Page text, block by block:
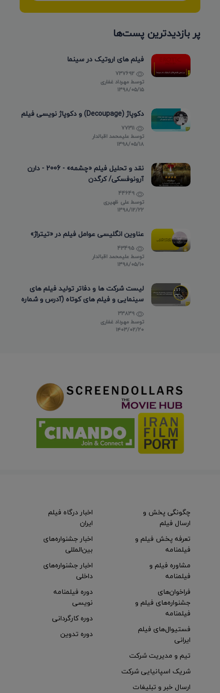
پر بازدیدترین پست‌ها
فیلم های اروتیک در سینما
توسط مهرداد غفاری
۱۳۹۸/۰۵/۱۵
دکوپاژ (Decoupage) و دکوپاژ نویسی فیلم
توسطعلیمحمد اقبالدار
۱۳۹۸/۰۵/۱۸
نقد و تحلیل فیلم «چشمه» - 2006 - دارن
آرونوفسکی/ کرگدن
توسطعلی ظهیری
۱۳۹۸/۱۲/۲۲
عناوین انگلیسی عوامل فیلم در «تیتراژ»
توسطعلیمحمد اقبالدار
۱۳۹۸/۰۵/۱۰
لیست شرکت ها و دفاتر تولید فیلم های
سینمایی و فیلم های کوتاه (آدرس و شماره
تماس)
توسط مهرداد غفاری
۱۴۰۳/۰۲/۲۰
چگونگی پخش و
ارسال فیلم
تعرفه پخش فیلم و
فیلمنامه
مشاوره فیلم و
فیلمنامه
اخبار درگاه فیلم
ایران
اخبار جشنواره‌های
بین‌المللی
اخبار جشنواره‌های
داخلی
فراخوان‌های
جشنواره‌های فیلم و
فیلمنامه
فستیوال‌های فیلم
ایرانی
دوره فیلمنامه
نویسی
دوره کارگردانی
دوره تدوین
تیم و مدیریت شرکت
شریک اسپانیایی شرکت
ارسال خبر و تبلیغات